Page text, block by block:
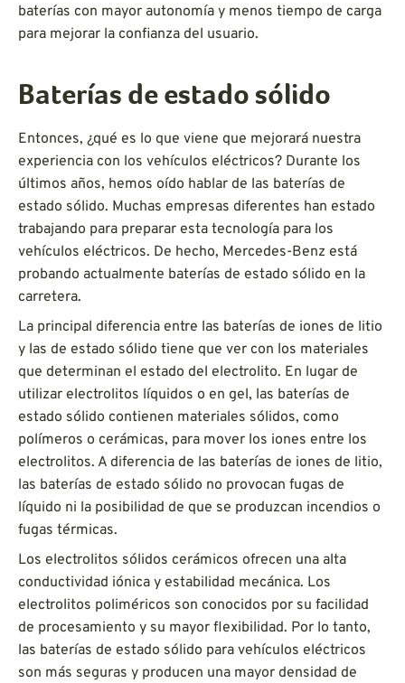
baterías con mayor autonomía y menos tiempo de carga
para mejorar la confianza del usuario.
Baterías de estado sólido
Entonces, ¿qué es lo que viene que mejorará nuestra
experiencia con los vehículos eléctricos? Durante los
últimos años, hemos oído hablar de las baterías de
estado sólido. Muchas empresas diferentes han estado
trabajando para preparar esta tecnología para los
vehículos eléctricos. De hecho, Mercedes-Benz está
probando actualmente baterías de estado sólido en la
carretera.
La principal diferencia entre las baterías de iones de litio
y las de estado sólido tiene que ver con los materiales
que determinan el estado del electrolito. En lugar de
utilizar electrolitos líquidos o en gel, las baterías de
estado sólido contienen materiales sólidos, como
polímeros o cerámicas, para mover los iones entre los
electrolitos. A diferencia de las baterías de iones de litio,
las baterías de estado sólido no provocan fugas de
líquido ni la posibilidad de que se produzcan incendios o
fugas térmicas.
Los electrolitos sólidos cerámicos ofrecen una alta
conductividad iónica y estabilidad mecánica. Los
electrolitos poliméricos son conocidos por su facilidad
de procesamiento y su mayor flexibilidad. Por lo tanto,
las baterías de estado sólido para vehículos eléctricos
son más seguras y producen una mayor densidad de